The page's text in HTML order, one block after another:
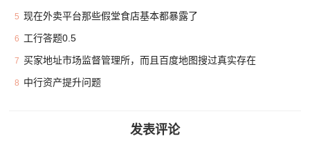
5 现在外卖平台那些假堂食店基本都暴露了
6 工行答题0.5
7 买家地址市场监督管理所，而且百度地图搜过真实存在
8 中行资产提升问题
发表评论